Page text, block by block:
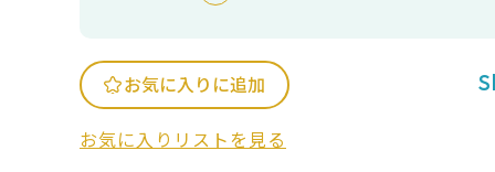
お気に入りに追加
お気に入りリストを見る